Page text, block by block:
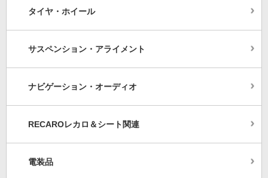
タイヤ・ホイール
サスペンション・アライメント
ナビゲーション・オーディオ
RECAROレカロ＆シート関連
電装品